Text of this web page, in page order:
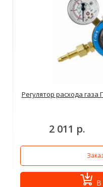
Регулятор расхода газа
2 011 р.